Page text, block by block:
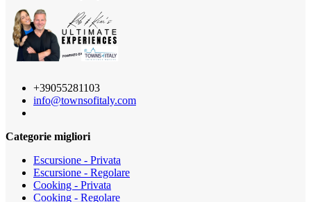
+39055281103
info@townsofitaly.com
Categorie migliori
Escursione - Privata
Escursione - Regolare
Cooking - Privata
Cooking - Regolare